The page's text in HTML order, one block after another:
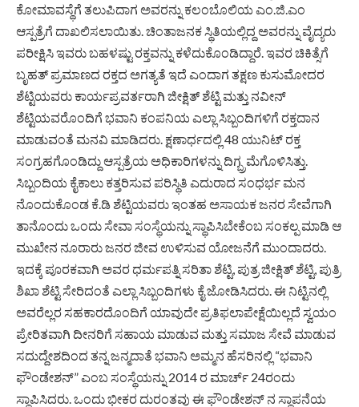
ಕೋಮಾವಸ್ಥೆಗೆ ತಲುಪಿದಾಗ ಅವರನ್ನು ಕಲಂಬೊಲಿಯ ಎಂ.ಜಿ.ಎಂ
ಆಸ್ಪತ್ರೆಗೆ ದಾಖಲಿಸಲಾಯಿತು. ಚಿಂತಾಜನಕ ಸ್ಥಿತಿಯಲ್ಲಿದ್ದ ಅವರನ್ನು ವೈದ್ಯರು
ಪರೀಕ್ಷಿಸಿ ಇವರು ಬಹಳಷ್ಟು ರಕ್ತವನ್ನು ಕಳೆದುಕೊಂಡಿದ್ದಾರೆ. ಇವರ ಚಿಕಿತ್ಸೆಗೆ
ಬೃಹತ್ ಪ್ರಮಾಣದ ರಕ್ತದ ಅಗತ್ಯತೆ ಇದೆ ಎಂದಾಗ ತಕ್ಷಣ ಕುಸುಮೋದರ
ಶೆಟ್ಟಿಯವರು ಕಾರ್ಯಪ್ರವರ್ತರಾಗಿ ಜೀಕ್ಷಿತ್ ಶೆಟ್ಟಿ ಮತ್ತು ನವೀನ್
ಶೆಟ್ಟಿಯವರೊಂದಿಗೆ ಭವಾನಿ ಕಂಪನಿಯ ಎಲ್ಲಾ ಸಿಬ್ಬಂದಿಗಳಿಗೆ ರಕ್ತದಾನ
ಮಾಡುವಂತೆ ಮನವಿ ಮಾಡಿದರು. ಕ್ಷಣಾರ್ಧದಲ್ಲಿ 48 ಯುನಿಟ್ ರಕ್ತ
ಸಂಗ್ರಹಗೊಂಡಿದ್ದು ಆಸ್ಪತ್ರೆಯ ಅಧಿಕಾರಿಗಳನ್ನು ದಿಗ್ಬ್ರಮೆಗೊಳಿಸಿತ್ತು.
ಸಿಬ್ಬಂದಿಯ ಕೈಕಾಲು ಕತ್ತರಿಸುವ ಪರಿಸ್ಥಿತಿ ಎದುರಾದ ಸಂಧರ್ಭ ಮನ
ನೊಂದುಕೊಂಡ ಕೆ.ಡಿ ಶೆಟ್ಟಿಯವರು ಇಂತಹ ಅಸಾಯಕ ಜನರ ಸೇವೆಗಾಗಿ
ತಾನೊಂದು ಒಂದು ಸೇವಾ ಸಂಸ್ಥೆಯನ್ನು ಸ್ಥಾಪಿಸಿಬೇಕೆಂಬ ಸಂಕಲ್ಪ ಮಾಡಿ ಆ
ಮುಖೇನ ನೂರಾರು ಜನರ ಜೀವ ಉಳಿಸುವ ಯೋಜನೆಗೆ ಮುಂದಾದರು.
ಇದಕ್ಕೆ ಪೂರಕವಾಗಿ ಅವರ ಧರ್ಮಪತ್ನಿ ಸರಿತಾ ಶೆಟ್ಟಿ, ಪುತ್ರ ಜೀಕ್ಷಿತ್ ಶೆಟ್ಟಿ, ಪುತ್ರಿ
ಶಿಖಾ ಶೆಟ್ಟಿ ಸೇರಿದಂತೆ ಎಲ್ಲಾ ಸಿಬ್ಬಂದಿಗಳು ಕೈ ಜೋಡಿಸಿದರು. ಈ ನಿಟ್ಟಿನಲ್ಲಿ
ಅವರೆಲ್ಲರ ಸಹಕಾರದೊಂದಿಗೆ ಯಾವುದೇ ಪ್ರತಿಫಲಾಪೇಕ್ಷೆಯಿಲ್ಲದೆ ಸ್ವಯಂ
ಪ್ರೇರಿತವಾಗಿ ದೀನರಿಗೆ ಸಹಾಯ ಮಾಡುವ ಮತ್ತು ಸಮಾಜ ಸೇವೆ ಮಾಡುವ
ಸದುದ್ದೇಶದಿಂದ ತನ್ನ ಜನ್ಮದಾತೆ ಭವಾನಿ ಅಮ್ಮನ ಹೆಸರಿನಲ್ಲಿ “ಭವಾನಿ
ಫೌಂಡೇಶನ್” ಎಂಬ ಸಂಸ್ಥೆಯನ್ನು 2014 ರ ಮಾರ್ಚ್ 24ರಂದು
ಸ್ಥಾಪಿಸಿದರು. ಒಂದು ಭೀಕರ ದುರಂತವು ಈ ಫೌಂಡೇಶನ್ ನ ಸ್ಥಾಪನೆಯ